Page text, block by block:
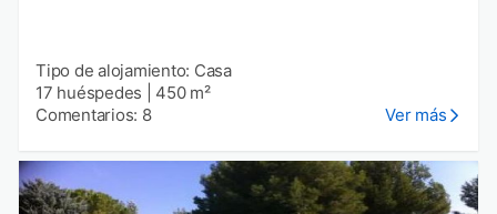
Tipo de alojamiento: Casa
17 huéspedes
450 m²
Comentarios: 8
Ver más